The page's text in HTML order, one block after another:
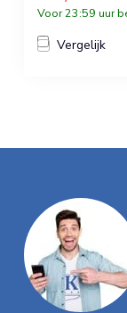
Voor 23:59 uur
Vergelijk